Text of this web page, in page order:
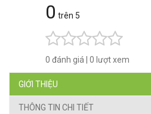
0 trên 5
0 đánh giá 0 lượt xem
GIỚI THIỆU
THÔNG TIN CHI TIẾT